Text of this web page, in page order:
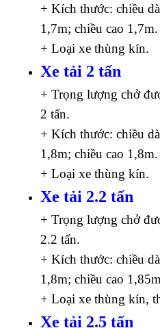
+ Kích thước: chiều
1,7m; chiều cao 1,7m.
+ Loại xe thùng kín.
Xe tải 2 tấn
+ Trọng lượng chở
2 tấn.
+ Kích thước: chiều
1,8m; chiều cao 1,8m.
+ Loại xe thùng kín.
Xe tải 2.2 tấn
+ Trọng lượng chở
2.2 tấn.
+ Kích thước: chiều
1,8m; chiều cao
+ Loại xe thùng kín,
Xe tải 2.5 tấn